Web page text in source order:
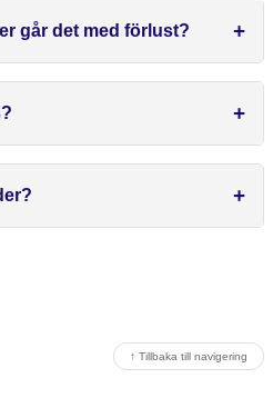
går det med förlust?
↑ Tillbaka till navigering